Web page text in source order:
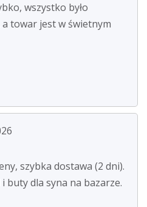
wszystko było
towar jest w świetnym
szybka dostawa (2 dni).
buty dla syna na bazarze.